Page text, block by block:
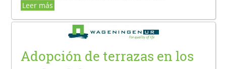
Leer más
Adopción de terrazas en los